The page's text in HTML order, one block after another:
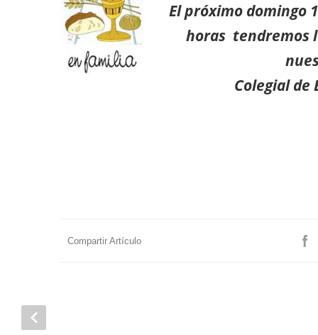
El próximo domingo
horas tendremos
Colegial de
Compartir Artículo